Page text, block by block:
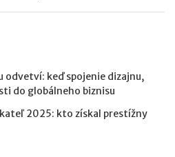
odvetví: keď spojenie dizajnu,
do globálneho biznisu
2025: kto získal prestížny